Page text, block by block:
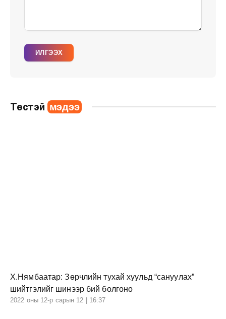
ИЛГЭЭХ
Төстэй мэдээ
Х.Нямбаатар: Зөрчлийн тухай хуульд “сануулах”
шийтгэлийг шинээр бий болгоно
2022 оны 12-р сарын 12 | 16:37